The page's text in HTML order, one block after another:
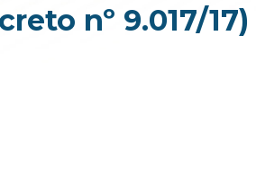
nº 9.017/17)